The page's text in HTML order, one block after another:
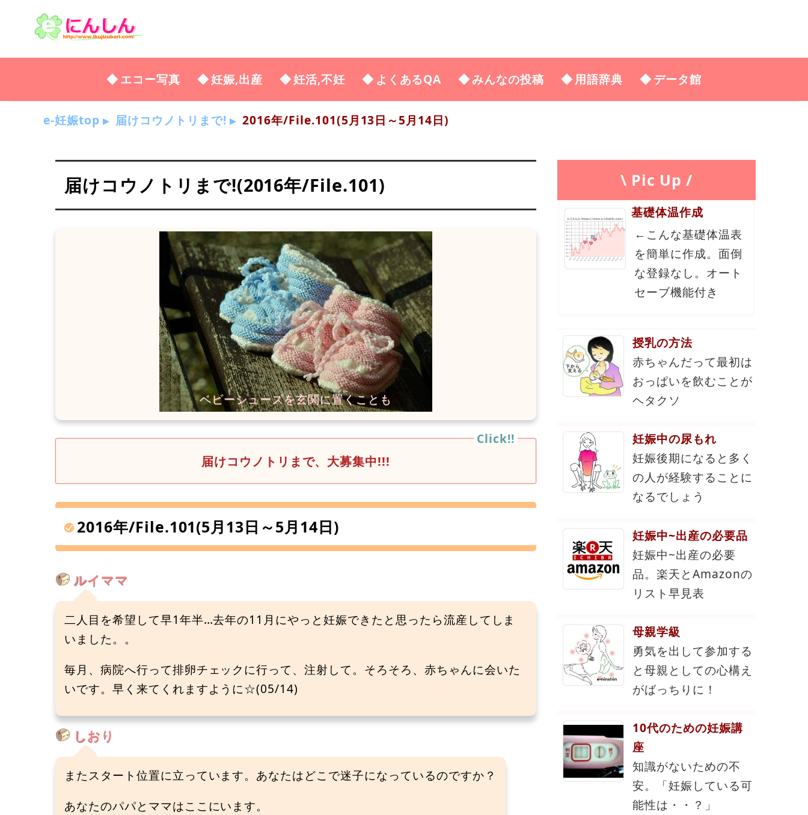
エコー写真 妊娠,出産 妊活,不妊 よくあるQA みんなの投稿 用語辞典 データ館
e-妊娠top 届けコウノトリまで! 2016年/File.101(5月13日～5月14日)
届けコウノトリまで!(2016年/File.101)
届けコウノトリまで、大募集中!!!
2016年/File.101(5月13日～5月14日)
ルイママ
二人目を希望して早1年半…去年の11月にやっと妊娠できたと思ったら流産してしま
いました。。
毎月、病院へ行って排卵チェックに行って、注射して。そろそろ、赤ちゃんに会いた
いです。早く来てくれますように☆(05/14)
しおり
またスタート位置に立っています。あなたはどこで迷子になっているのですか？
あなたのパパとママはここにいます。
\ Pic Up /
基礎体温作成
←こんな基礎体温表
を簡単に作成。面倒
な登録なし。オート
セーブ機能付き
授乳の方法
赤ちゃんだって最初は
おっぱいを飲むことが
ヘタクソ
妊娠中の尿もれ
妊娠後期になると多く
の人が経験することに
なるでしょう
妊娠中~出産の必要品
妊娠中~出産の必要
品。楽天とAmazonの
リスト早見表
母親学級
勇気を出して参加する
と母親としての心構え
がばっちりに！
10代のための妊娠講
座
知識がないための不
安。「妊娠している可
能性は・・？」